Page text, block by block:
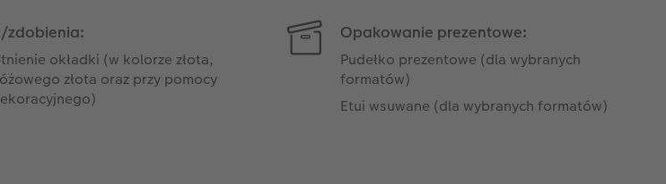
zdobienia:
okładki (w kolorze złota,
złota oraz przy pomocy
Opakowanie prezentowe:
Pudełko prezentowe (dla wybranych
formatów)
Etui wsuwane (dla wybranych formatów)